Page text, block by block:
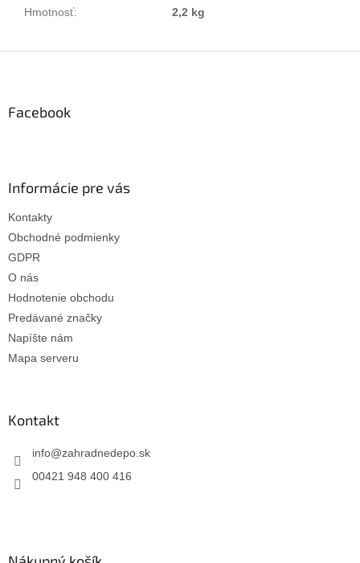
Hmotnosť: 2,2 kg
Facebook
Informácie pre vás
Kontakty
Obchodné podmienky
GDPR
O nás
Hodnotenie obchodu
Predávané značky
Napíšte nám
Mapa serveru
Kontakt
info@zahradnedepo.sk
00421 948 400 416